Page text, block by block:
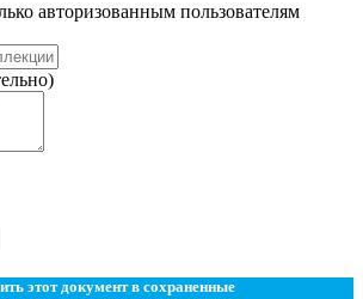
авторизованным пользователям
этот документ в сохраненные